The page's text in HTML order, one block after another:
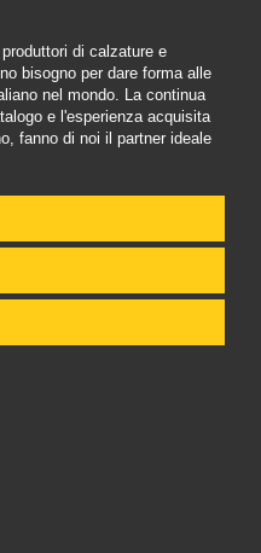
di calzature e
bisogno per dare forma alle
nel mondo. La continua
e l'esperienza acquisita
fanno di noi il partner ideale